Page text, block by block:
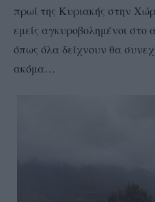
πρωί της Κυριακής στην
εμείς αγκυροβολημένοι στο
όπως όλα δείχνουν θα
ακόμα…